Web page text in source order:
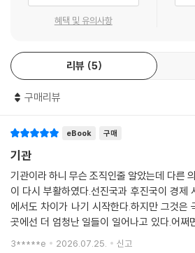
번이 그자를 놓치고 만다. 클래비스는 결국 존
인된 체코 프라하로 날아가 신분을 위장한 채
폴과 대면하고, 그자가 국가의 지원으로 CIA
신 기록, 르완다 내전 당시의 라디오 방송 등을
했다는 사실을 알게 된다.
“거기서 뭘 찾았는데?”
존 폴에 따르면 “어느 나라든, 정치 상황이 어
에 학살에 공통되는 심층적인 문법이 존재”하
전부터 신문 기사에서, 라디오나 텔레비전 방
그 패턴이 눈에 띄기 시작”한다는 것(이상
된 나라들을 돌아다니면서 그 문법을 이용해
혜택 및 유의사항
리뷰 5
구매리뷰
eBook 구매
기관
기관이라 하니 무슨 조직인줄 알았는데 다른
이 다시 부활하였다.선진국과 후진국이 경제
에서도 차이가 나기 시작한다.하지만 그것은
곳에선 더 엄청난 일들이 일어나고 있다.어쩌
고 싶은 것만 보고 있었을지도.그런데 책소개
3*****e 2026.07.25. 신고